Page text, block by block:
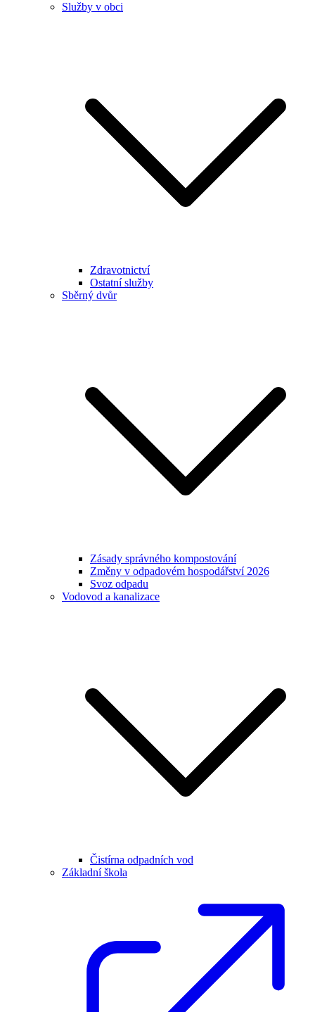
Služby v obci
Zdravotnictví
Ostatní služby
Sběrný dvůr
Zásady správného kompostování
Změny v odpadovém hospodářství 2026
Svoz odpadu
Vodovod a kanalizace
Čistírna odpadních vod
Základní škola